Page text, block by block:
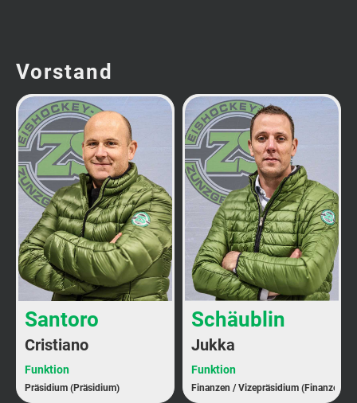
Vorstand
Santoro
Cristiano
Funktion
Präsidium (Präsidium)
Schäublin
Jukka
Funktion
Finanzen / Vizepräsidium (Finanzen)